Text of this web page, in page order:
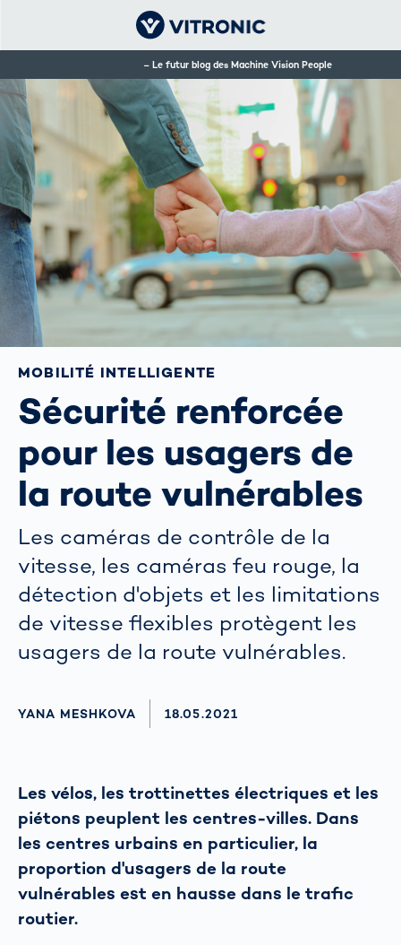
Le futur blog des Machine Vision People
MOBILITÉ INTELLIGENTE
Sécurité renforcée
pour les usagers de
la route vulnérables
Les caméras de contrôle de la
vitesse, les caméras feu rouge, la
détection d'objets et les limitations
de vitesse flexibles protègent les
usagers de la route vulnérables.
AUTHOR
YANA MESHKOVA AKTUALISIERT AM:
18.05.2021
Les vélos, les trottinettes électriques et les
piétons peuplent les centres-villes. Dans
les centres urbains en particulier, la
proportion d'usagers de la route
vulnérables est en hausse dans le trafic
routier.